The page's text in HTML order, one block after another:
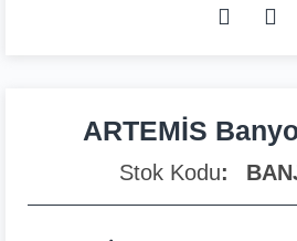
ARTEMİS
Stok Kodu